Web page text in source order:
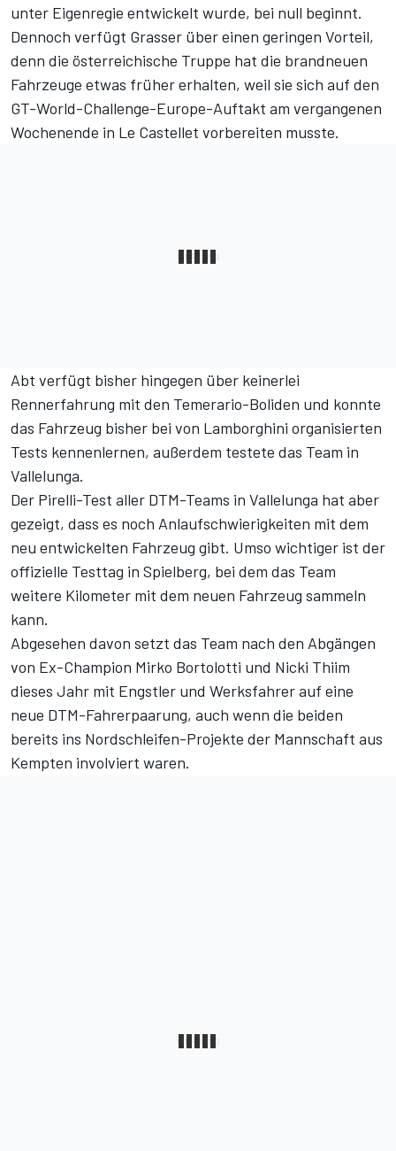
unter Eigenregie entwickelt wurde, bei null beginnt.
Dennoch verfügt Grasser über einen geringen Vorteil,
denn die österreichische Truppe hat die brandneuen
Fahrzeuge etwas früher erhalten, weil sie sich auf den
GT-World-Challenge-Europe-Auftakt am vergangenen
Wochenende in Le Castellet vorbereiten musste.
Abt verfügt bisher hingegen über keinerlei
Rennerfahrung mit den Temerario-Boliden und konnte
das Fahrzeug bisher bei von Lamborghini organisierten
Tests kennenlernen, außerdem testete das Team in
Vallelunga.
Der Pirelli-Test aller DTM-Teams in Vallelunga hat aber
gezeigt, dass es noch Anlaufschwierigkeiten mit dem
neu entwickelten Fahrzeug gibt. Umso wichtiger ist der
offizielle Testtag in Spielberg, bei dem das Team
weitere Kilometer mit dem neuen Fahrzeug sammeln
kann.
Abgesehen davon setzt das Team nach den Abgängen
von Ex-Champion Mirko Bortolotti und Nicki Thiim
dieses Jahr mit Engstler und Werksfahrer auf eine
neue DTM-Fahrerpaarung, auch wenn die beiden
bereits ins Nordschleifen-Projekte der Mannschaft aus
Kempten involviert waren.